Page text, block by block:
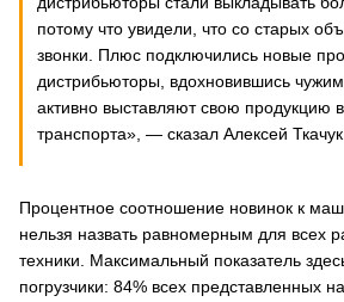
потому что увидели, что со старых
звонки. Плюс подключились новые
дистрибьюторы, вдохновившись
активно выставляют свою продукцию
транспорта», — сказал Алексей Ткачук.
Процентное соотношение новинок к
нельзя назвать равномерным для всех
техники. Максимальный показатель
погрузчики: 84% всех представленных